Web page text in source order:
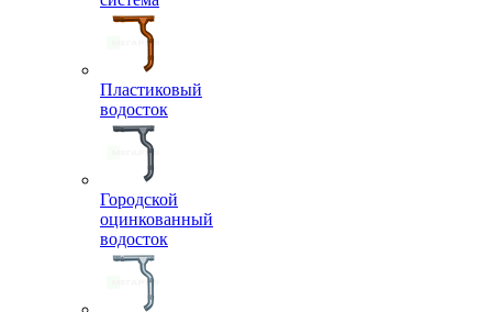
Пластиковый
водосток
Городской
оцинкованный
водосток